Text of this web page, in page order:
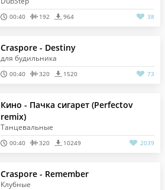
00:40 192 964 38
Craspore - Destiny
для будильника
00:40 320 1520 73
Кино - Пачка сигарет (Perfectov
remix)
Танцевальные
00:40 320 10249 2039
Craspore - Remember
Клубные